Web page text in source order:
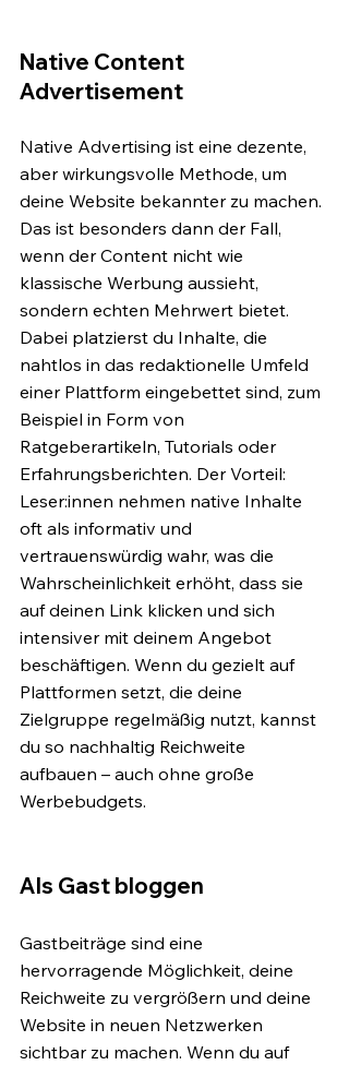
Native Content
Advertisement
Native Advertising ist eine dezente,
aber wirkungsvolle Methode, um
deine Website bekannter zu machen.
Das ist besonders dann der Fall,
wenn der Content nicht wie
klassische Werbung aussieht,
sondern echten Mehrwert bietet.
Dabei platzierst du Inhalte, die
nahtlos in das redaktionelle Umfeld
einer Plattform eingebettet sind, zum
Beispiel in Form von
Ratgeberartikeln, Tutorials oder
Erfahrungsberichten. Der Vorteil:
Leser:innen nehmen native Inhalte
oft als informativ und
vertrauenswürdig wahr, was die
Wahrscheinlichkeit erhöht, dass sie
auf deinen Link klicken und sich
intensiver mit deinem Angebot
beschäftigen. Wenn du gezielt auf
Plattformen setzt, die deine
Zielgruppe regelmäßig nutzt, kannst
du so nachhaltig Reichweite
aufbauen – auch ohne große
Werbebudgets.
Als Gast bloggen
Gastbeiträge sind eine
hervorragende Möglichkeit, deine
Reichweite zu vergrößern und deine
Website in neuen Netzwerken
sichtbar zu machen. Wenn du auf